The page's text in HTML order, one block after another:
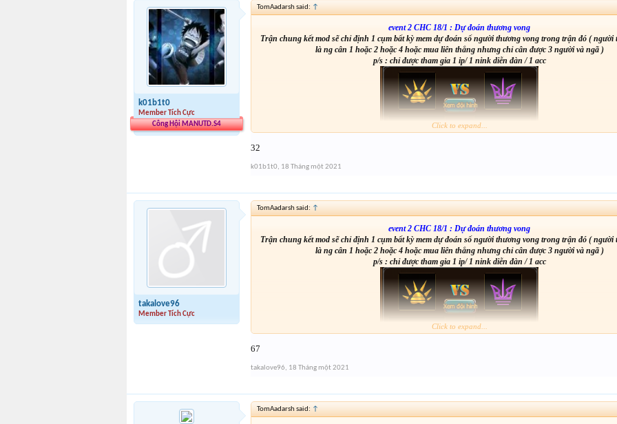
k01b1t0
Member Tích Cực
Công Hội MANUTD.S4
TomAadarsh said: ↑
event 2 CHC 18/1 : Dự đoán thương vong
Trận chung kết mod sẽ chỉ định 1 cụm bất kỳ mem dự đoán số người thương vong trong trận đó ( người
là ng cân 1 hoặc 2 hoặc 4 hoặc mua liên thắng nhưng chỉ cân được 3 người và ngã )
p/s : chỉ được tham gia 1 ip/ 1 nink diễn đàn / 1 acc
Click to expand...
32
k01b1t0, 18 Tháng một 2021
takalove96
Member Tích Cực
TomAadarsh said: ↑
event 2 CHC 18/1 : Dự đoán thương vong
Trận chung kết mod sẽ chỉ định 1 cụm bất kỳ mem dự đoán số người thương vong trong trận đó ( người
là ng cân 1 hoặc 2 hoặc 4 hoặc mua liên thắng nhưng chỉ cân được 3 người và ngã )
p/s : chỉ được tham gia 1 ip/ 1 nink diễn đàn / 1 acc
Click to expand...
67
takalove96, 18 Tháng một 2021
TomAadarsh said: ↑